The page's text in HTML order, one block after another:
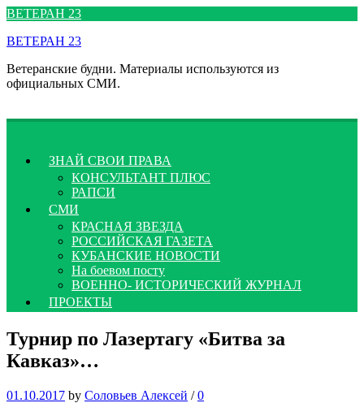
Перейти
содержимому
ВЕТЕРАН 23
ВЕТЕРАН 23
Ветеранские будни. Материалы используются из
официальных СМИ.
ЗНАЙ СВОИ ПРАВА
КОНСУЛЬТАНТ ПЛЮС
РАПСИ
СМИ
КРАСНАЯ ЗВЕЗДА
РОССИЙСКАЯ ГАЗЕТА
КУБАНСКИЕ НОВОСТИ
На боевом посту
ВОЕННО- ИСТОРИЧЕСКИЙ ЖУРНАЛ
ПРОЕКТЫ
Турнир по Лазертагу «Битва за
Кавказ»…
01.10.2017 by Соловьев Алексей / 0